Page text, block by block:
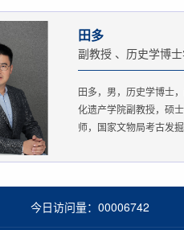
田多
副教授 、历史学博
田多，男，历史学博士
化遗产学院副教授，硕
师，国家文物局考古发
今日访问量： 00006742